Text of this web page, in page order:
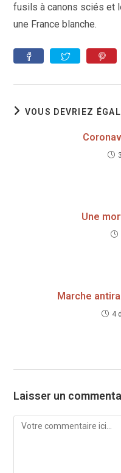
fusils à canons sciés et
une France blanche.
VOUS DEVRIEZ
Une
Marche
4
Laisser un
Comment